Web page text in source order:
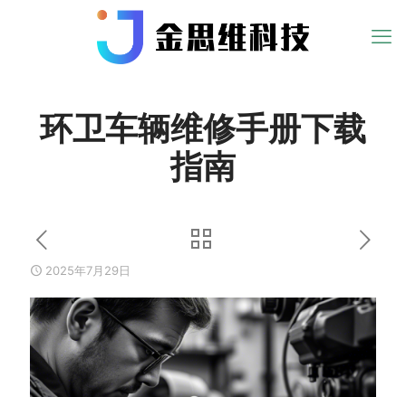
环卫车辆维修手册下载
指南
2025年7月29日